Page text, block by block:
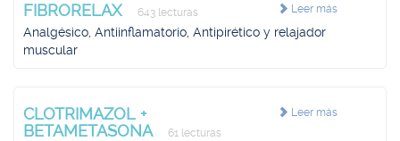
Leer más
FIBRORELAX 643 lecturas
Analgésico, Antiinflamatorio, Antipirético y relajador
muscular
Leer más
CLOTRIMAZOL +
BETAMETASONA
61 lecturas